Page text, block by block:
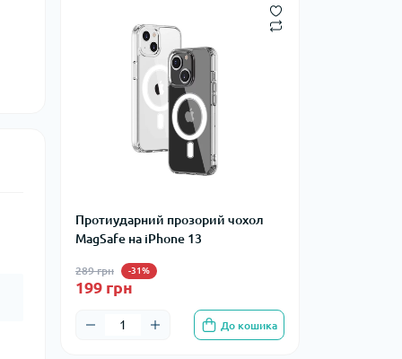
Протиударний прозорий чохол
MagSafe на iPhone 13
289 грн -31%
199 грн
До кошика